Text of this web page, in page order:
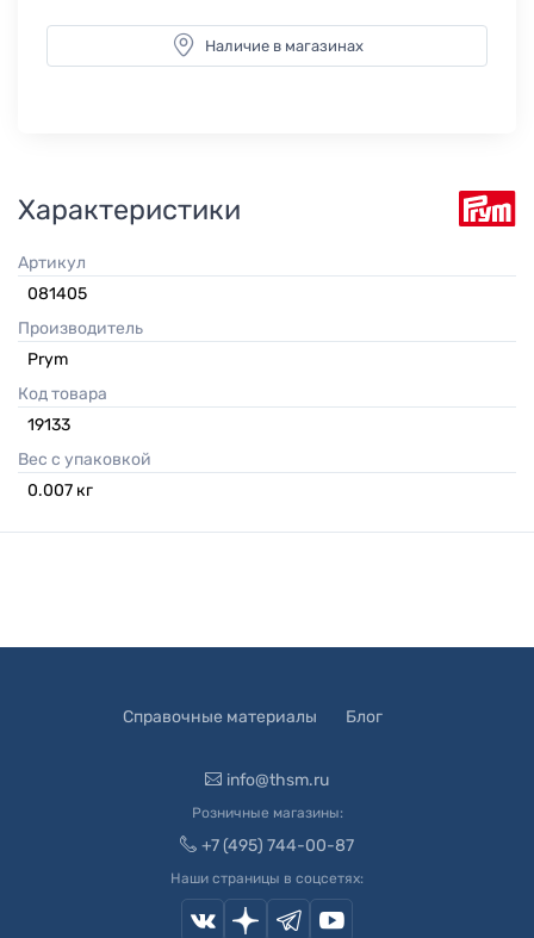
Наличие в магазинах
Характеристики
Артикул
081405
Производитель
Prym
Код товара
19133
Вес с упаковкой
0.007 кг
Справочные материалы Блог
info@thsm.ru
Розничные магазины:
+7 (495) 744-00-87
Наши страницы в соцсетях: